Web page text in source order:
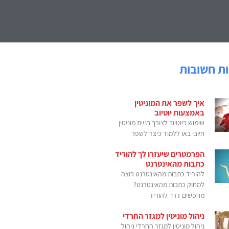
חשובות
איך לשפר את המוניטין
באמצעות יוטיוב
שימוש ביוטיוב לצורך בניית מוניטין
חיובי באו ללמוד כיצד לשפר
הפרמטרים שיעזרו לך להוריד
כתבות מהאינטרנט
להוריד כתבות מהאינטרנט רוצה
למחוק כתבות מהאינטרנט?
מחפשים דרך להוריד
ניהול מוניטין למגזר החרדי
ניהול מוניטין למגזר החרדי ניהול